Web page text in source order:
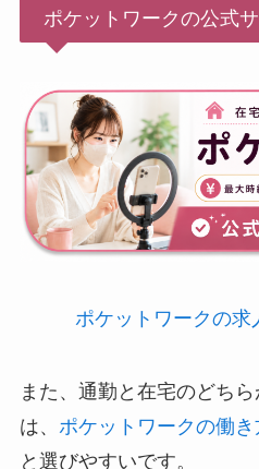
ポケットワークの公式
ポケットワークの
また、通勤と在宅のどち
は、 ポケットワークの働
と選びやすいです。